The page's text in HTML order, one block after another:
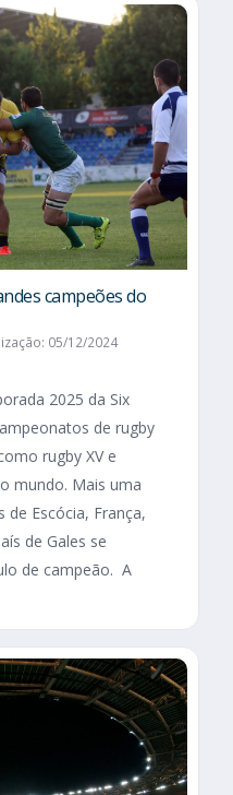
campeões do
05/12/2024
2025 da Six
de rugby
rugby XV e
mundo. Mais uma
de Escócia, França,
de Gales se
de campeão. A